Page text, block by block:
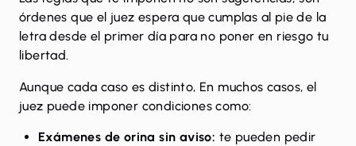
órdenes que el juez espera que cumplas al pie de la
letra desde el primer día para no poner en riesgo tu
libertad.
Aunque cada caso es distinto, En muchos casos, el
juez puede imponer condiciones como:
Exámenes de orina sin aviso: te pueden pedir